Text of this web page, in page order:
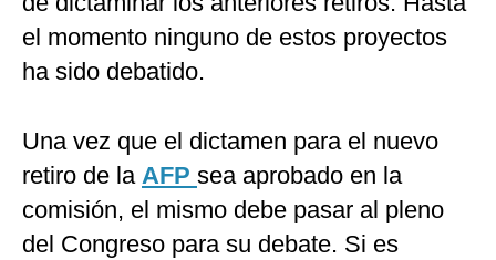
el momento ninguno de estos proyectos
ha sido debatido.
Una vez que el dictamen para el nuevo
retiro de la AFP sea aprobado en la
comisión, el mismo debe pasar al pleno
del Congreso para su debate. Si es